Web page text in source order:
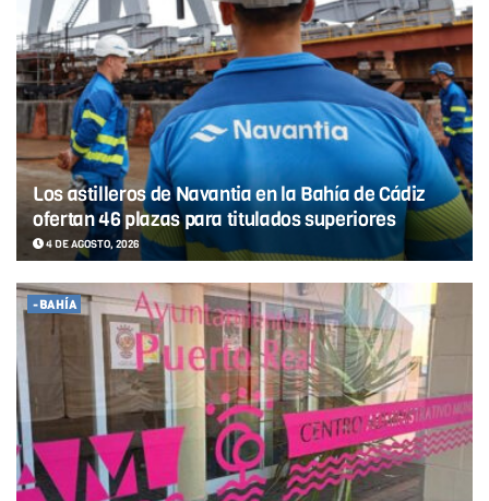
Los astilleros de Navantia en la Bahía de Cádiz
ofertan 46 plazas para titulados superiores
4 DE AGOSTO, 2026
-BAHÍA